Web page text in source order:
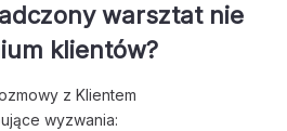
warsztat nie
klientów?
z Klientem
wyzwania: